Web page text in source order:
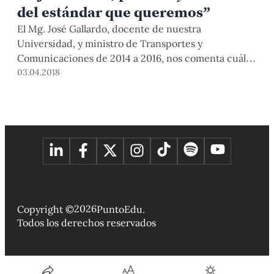
del estándar que queremos”
El Mg. José Gallardo, docente de nuestra
Universidad, y ministro de Transportes y
Comunicaciones de 2014 a 2016, nos comenta cuáles
fueron las acciones que tomó durante su gestión, y
03.04.2018
Copyright ©2026PuntoEdu.
Todos los derechos reservados